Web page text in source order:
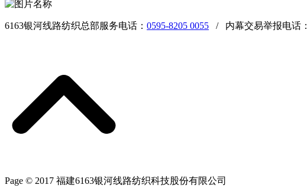
6163银河线路纺织总部服务电话： 0595-8205 0055 / 内幕交易举报电话：
Page © 2017 福建6163银河线路纺织科技股份有限公司